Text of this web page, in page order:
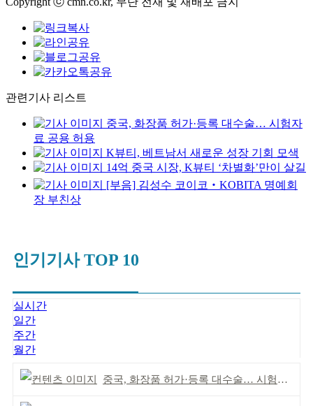
관련기사 리스트
중국, 화장품 허가·등록 대수술… 시험자
료 공용 허용
K뷰티, 베트남서 새로운 성장 기회 모색
14억 중국 시장, K뷰티 ‘차별화’만이 살길
[부음] 김성수 코이코‧KOBITA 명예회
장 부친상
인기기사 TOP 10
실시간
일간
주간
월간
중국, 화장품 허가·등록 대수술… 시험자료 공용 허용